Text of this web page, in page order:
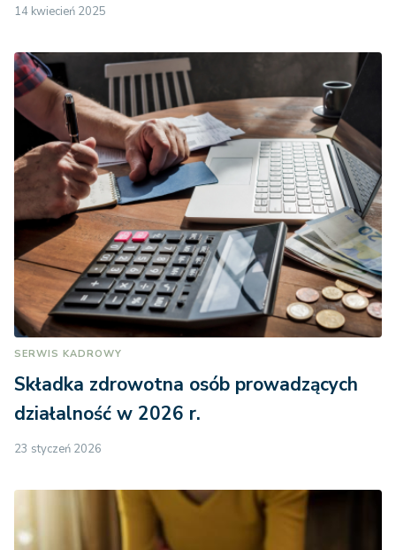
14 kwiecień 2025
SERWIS KADROWY
Składka zdrowotna osób prowadzących
działalność w 2026 r.
23 styczeń 2026